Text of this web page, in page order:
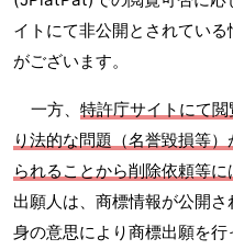
イトにて非公開とされてい
がございます。
一方、 特許庁サイトにて
り法的な問題（名誉毀損等
られることから削除依頼等
出願人は、商標情報が公開
身の意思により商標出願を